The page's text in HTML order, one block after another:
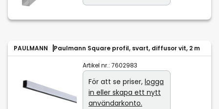
PAULMANN Paulmann Square profil, svart, diffusor vit, 2 m
Artikel nr.: 7602983
För att se priser, logga
in eller skapa ett nytt
användarkonto.